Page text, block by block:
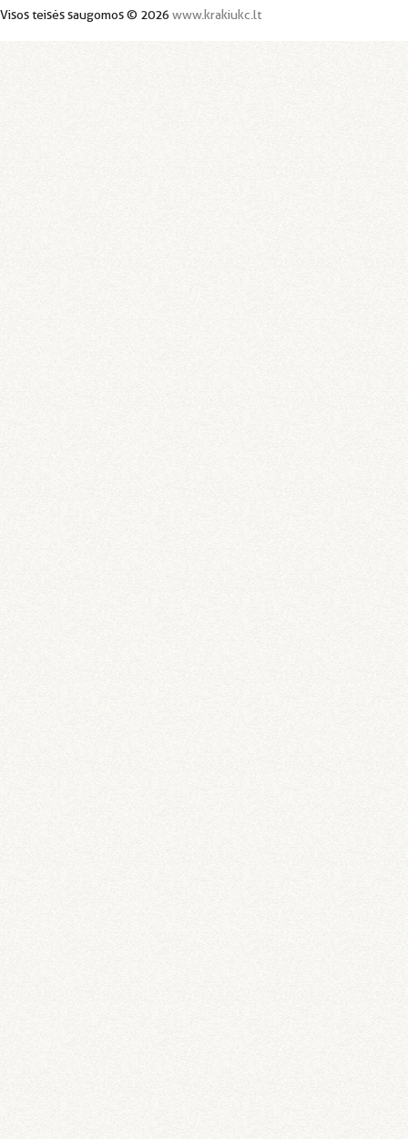
Visos teisės saugomos © 2026 www.krakiukc.lt